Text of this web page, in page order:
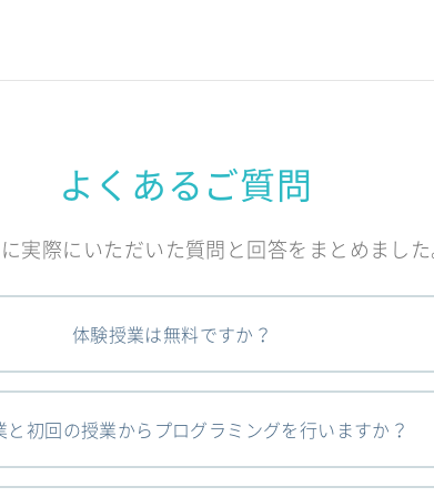
よくあるご質問
実際にいただいた質問と回答をまとめまし
体験授業は無料ですか？
と初回の授業からプログラミングを行いますか？